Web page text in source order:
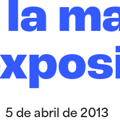
5 de abril de 2013